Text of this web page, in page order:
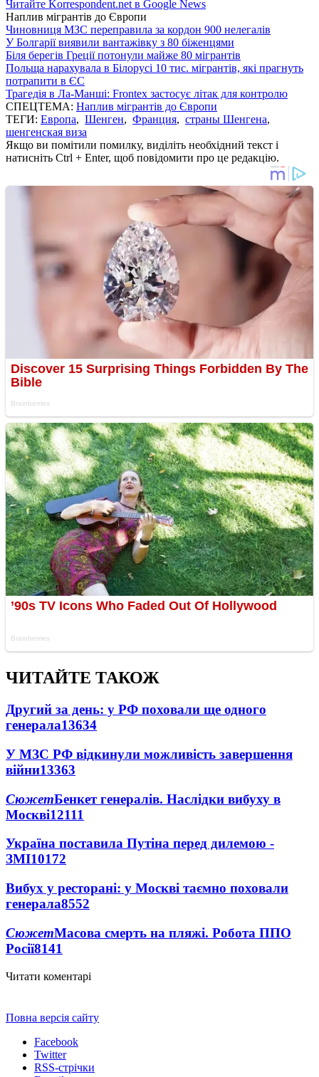
Читайте Korrespondent.net в Google News
Наплив мігрантів до Європи
Чиновниця МЗС переправила за кордон 900 нелегалів
У Болгарії виявили вантажівку з 80 біженцями
Біля берегів Греції потонули майже 80 мігрантів
Польща нарахувала в Білорусі 10 тис. мігрантів, які прагнуть
потрапити в ЄС
Трагедія в Ла-Манші: Frontex застосує літак для контролю
СПЕЦТЕМА: Наплив мігрантів до Європи
ТЕГИ: Европа, Шенген, Франция, страны Шенгена,
шенгенская виза
Якщо ви помітили помилку, виділіть необхідний текст і
натисніть Ctrl + Enter, щоб повідомити про це редакцію.
ЧИТАЙТЕ ТАКОЖ
Другий за день: у РФ поховали ще одного
генерала13634
У МЗС РФ відкинули можливість завершення
війни13363
СюжетБенкет генералів. Наслідки вибуху в
Москві12111
Україна поставила Путіна перед дилемою -
ЗМІ10172
Вибух у ресторані: у Москві таємно поховали
генерала8552
СюжетМасова смерть на пляжі. Робота ППО
Росії8141
Читати коментарі
Повна версія сайту
Facebook
Twitter
RSS-стрічки